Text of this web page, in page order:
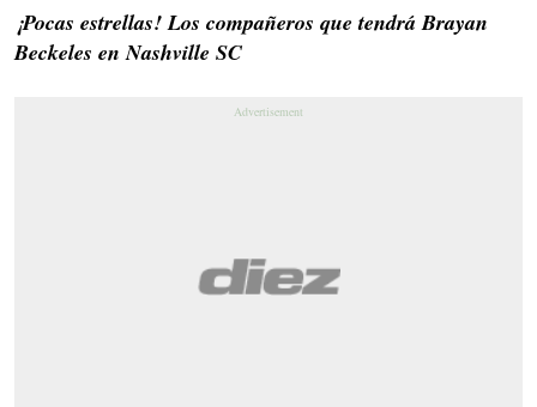
¡Pocas estrellas! Los compañeros que tendrá Brayan
Beckeles en Nashville SC